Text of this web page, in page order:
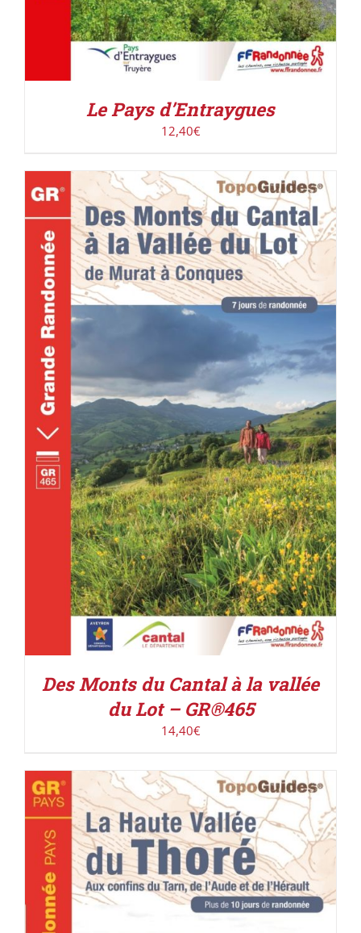
Le Pays d’Entraygues
12,40€
ACHETER LE PRODUIT DÉTAILS
Des Monts du Cantal à la vallée
du Lot – GR®465
14,40€